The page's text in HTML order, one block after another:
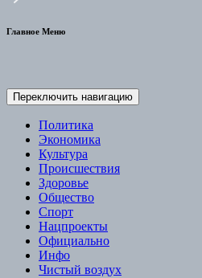
Главное Меню
Переключить навигацию
Политика
Экономика
Культура
Происшествия
Здоровье
Общество
Спорт
Нацпроекты
Официально
Инфо
Чистый воздух